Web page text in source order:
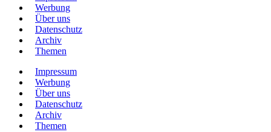
Werbung
Über uns
Datenschutz
Archiv
Themen
Impressum
Werbung
Über uns
Datenschutz
Archiv
Themen